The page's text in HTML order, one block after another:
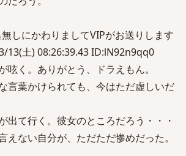
しにかわりましてVIPがお送りします
13(土) 08:26:39.43 ID:lN92n9qq0
呟く。ありがとう、ドラえもん。
言葉かけられても、今はただ虚しいだ
出て行く。彼女のところだろう・・・
えない自分が、ただただ惨めだった。